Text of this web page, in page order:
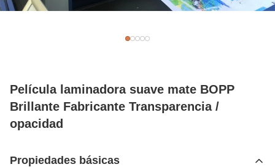
Película laminadora suave mate BOPP
Brillante Fabricante Transparencia /
opacidad
Propiedades básicas